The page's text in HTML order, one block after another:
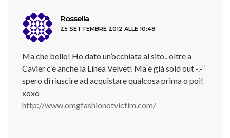
Rossella
detto:
25 SETTEMBRE 2012 ALLE 10:48
Ma che bello! Ho dato un’occhiata al sito.. oltre a
Cavier c’è anche la Linea Velvet! Ma è già sold out -.-”
spero di riuscire ad acquistare qualcosa prima o poi!
xoxo
http://www.omgfashionotvictim.com/